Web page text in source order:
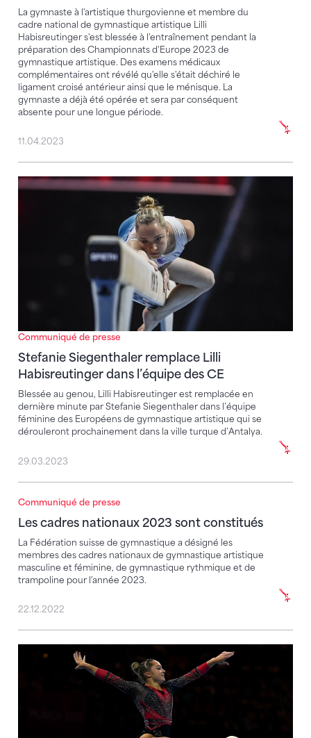
La gymnaste à l'artistique thurgovienne et membre du
cadre national de gymnastique artistique Lilli
Habisreutinger s'est blessée à l'entraînement pendant la
préparation des Championnats d'Europe 2023 de
gymnastique artistique. Des examens médicaux
complémentaires ont révélé qu'elle s'était déchiré le
ligament croisé antérieur ainsi que le ménisque. La
gymnaste a déjà été opérée et sera par conséquent
absente pour une longue période.
11.04.2023
Communiqué de presse
Stefanie Siegenthaler remplace Lilli
Habisreutinger dans l’équipe des CE
Blessée au genou, Lilli Habisreutinger est remplacée en
dernière minute par Stefanie Siegenthaler dans l’équipe
féminine des Européens de gymnastique artistique qui se
dérouleront prochainement dans la ville turque d’Antalya.
Stefanie Siegenthaler remplace Lilli Habisreutinger
29.03.2023
Communiqué de presse
Les cadres nationaux 2023 sont constitués
La Fédération suisse de gymnastique a désigné les
membres des cadres nationaux de gymnastique artistique
masculine et féminine, de gymnastique rythmique et de
trampoline pour l'année 2023.
Les cadres nationaux 2023 sont constitués
22.12.2022
L'équipe féminine suisse au rang 18